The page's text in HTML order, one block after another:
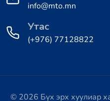
info@mto.mn
Утас
(+976) 77128822
© 2026 Бүх эрх хуулиар